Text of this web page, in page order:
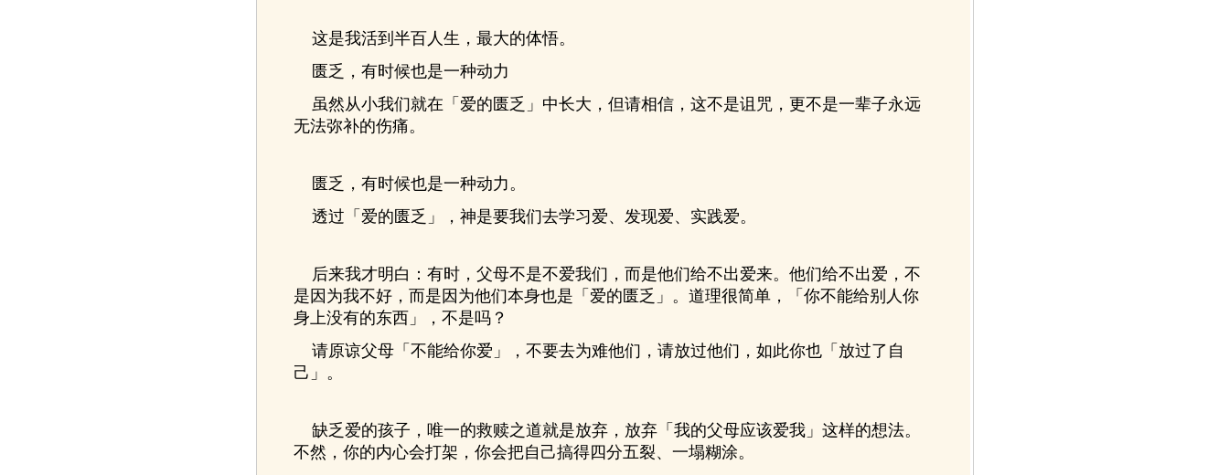
这是我活到半百人生，最大的体悟。
匮乏，有时候也是一种动力
虽然从小我们就在「爱的匮乏」中长大，但请相信，这不是诅咒，更不是一辈子永远
无法弥补的伤痛。
匮乏，有时候也是一种动力。
透过「爱的匮乏」，神是要我们去学习爱、发现爱、实践爱。
后来我才明白：有时，父母不是不爱我们，而是他们给不出爱来。他们给不出爱，不
是因为我不好，而是因为他们本身也是「爱的匮乏」。道理很简单，「你不能给别人你
身上没有的东西」，不是吗？
请原谅父母「不能给你爱」，不要去为难他们，请放过他们，如此你也「放过了自
己」。
缺乏爱的孩子，唯一的救赎之道就是放弃，放弃「我的父母应该爱我」这样的想法。
不然，你的内心会打架，你会把自己搞得四分五裂、一塌糊涂。